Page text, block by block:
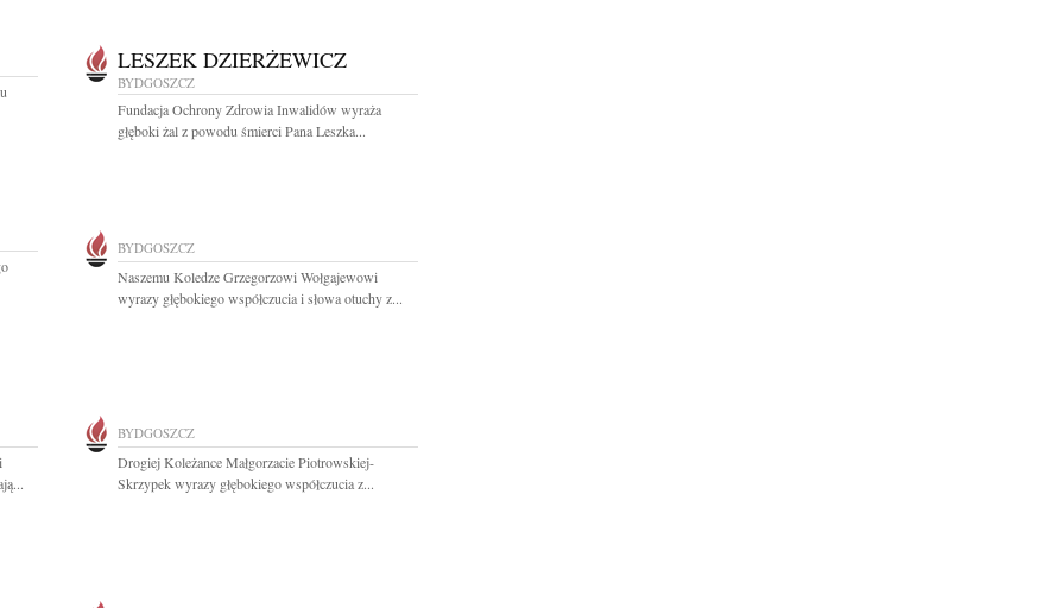
LESZEK DZIERŻEWICZ
BYDGOSZCZ
Fundacja Ochrony Zdrowia Inwalidów wyraża
głęboki żal z powodu śmierci Pana Leszka...
BYDGOSZCZ
Naszemu Koledze Grzegorzowi Wołgajewowi
wyrazy głębokiego współczucia i słowa otuchy z...
BYDGOSZCZ
Drogiej Koleżance Małgorzacie Piotrowskiej-
Skrzypek wyrazy głębokiego współczucia z...